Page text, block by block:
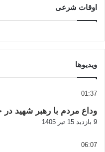
اوقات شرعی
ویدیوها
01:37
وداع مردم با رهبر شهید در
9 بازدید 15 تیر 1405
06:07